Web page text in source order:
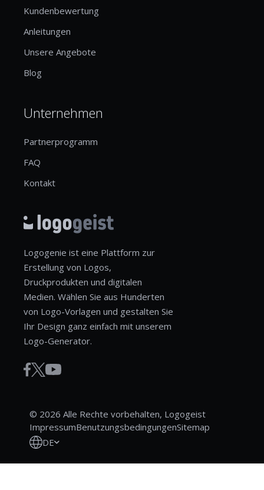
Kundenbewertung
Anleitungen
Unsere Angebote
Blog
Unternehmen
Partnerprogramm
FAQ
Kontakt
Logogenie ist eine Plattform zur
Erstellung von Logos,
Druckprodukten und digitalen
Medien. Wählen Sie aus Hunderten
von Logo-Vorlagen und gestalten Sie
Ihr Design ganz einfach mit unserem
Logo-Generator.
© 2026 Alle Rechte vorbehalten, Logogeist
ImpressumBenutzungsbedingungenSitemap
DE